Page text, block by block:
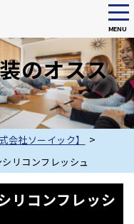
MENU
のオスス
会社ソーイック】 >
リコンフレッシュ
リコンフレッシ